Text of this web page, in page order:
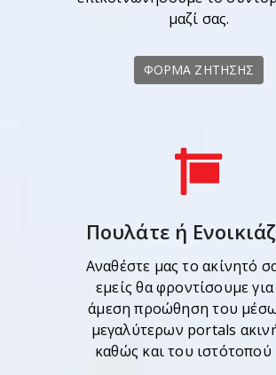
μαζί σας.
ΦΟΡΜΑ ΖΗΤΗΣΗΣ
Πουλάτε ή
Αναθέστε μας το ακίνητό
εμείς θα φροντίσουμε
άμεση προώθηση του
μεγαλύτερων portals
καθώς και του ιστότοπού